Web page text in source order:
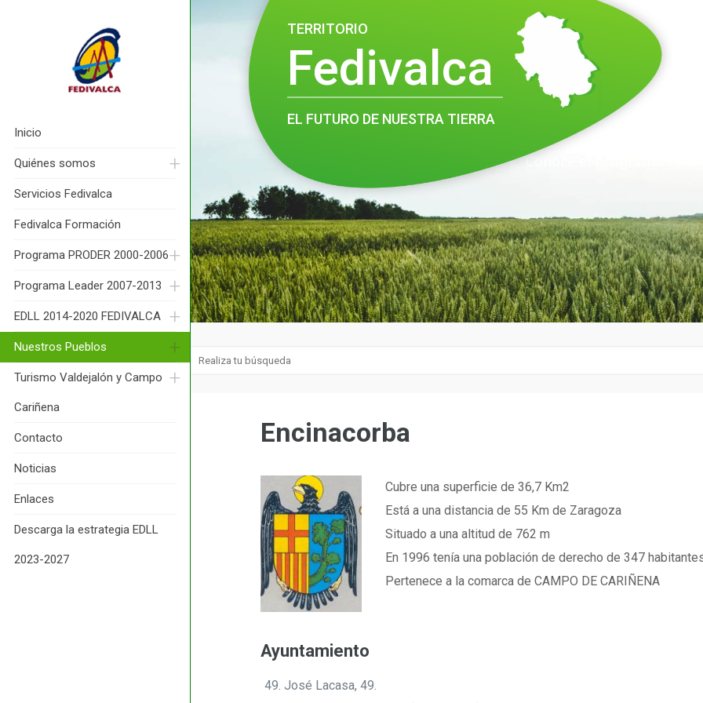
Inicio
Quiénes somos
Servicios Fedivalca
Fedivalca Formación
Programa PRODER 2000-2006
Programa Leader 2007-2013
EDLL 2014-2020 FEDIVALCA
Nuestros Pueblos
Turismo Valdejalón y Campo
Cariñena
Contacto
Noticias
Enlaces
Descarga la estrategia EDLL
2023-2027
Conoce el programa
TERRITORIO
Fedivalca
EL FUTURO DE NUESTRA TIERRA
Encinacorba
Cubre una superficie de 36,7 Km2
Está a una distancia de 55 Km de Zaragoza
Situado a una altitud de 762 m
En 1996 tenía una población de derecho de 347
Pertenece a la comarca de CAMPO DE CARIÑENA
Ayuntamiento
José Lacasa, 49.